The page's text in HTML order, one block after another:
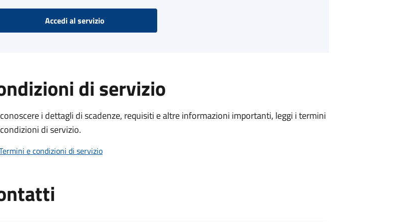
Accedi al servizio
di servizio
i dettagli di scadenze, requisiti e altre informazioni importanti, leggi i termini
di servizio.
e condizioni di servizio